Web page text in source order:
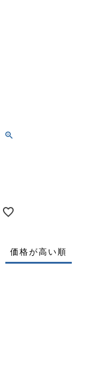
価格が高い順